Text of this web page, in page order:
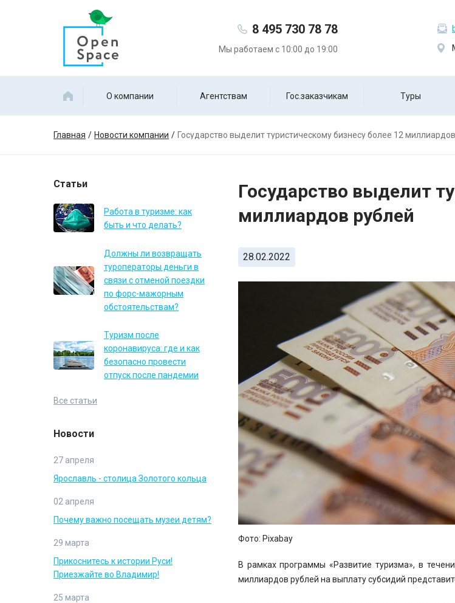
8 495 730 78 78
Мы работаем с 10:00 до 19:00
О компании Агентствам Гос.заказчикам Туры
Главная Новости компании Государство выделит туристическому бизнесу более 12
Статьи
Работа в туризме: как
быть и что делать?
Должны ли возвращать
туроператоры деньги в
связи с отменой поездки
по форс-мажорным
обстоятельствам?
Туризм после
коронавируса: где и как
безопасно провести
отпуск после пандемии
Все статьи
Новости
27 апреля
Ярославль - столица Золотого кольца
02 апреля
Почему важно посещать музеи детям?
29 марта
Прикоснитесь к истории Руси!
Приезжайте во Владимир!
25 марта
Государство выделит
миллиардов рублей
28.02.2022
Фото: Pixabay
В рамках программы «Развитие туризма», в
миллиардов рублей на выплату субсидий